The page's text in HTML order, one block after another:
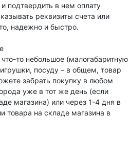
подтвердить в нем оплату
реквизиты счета или
надежно и быстро.
то небольшое (малогабаритную
посуду – в общем, товар
забрать покупку в любом
уже в тот же день (если
магазина) или через 1-4 дня в
товара на складе магазина в